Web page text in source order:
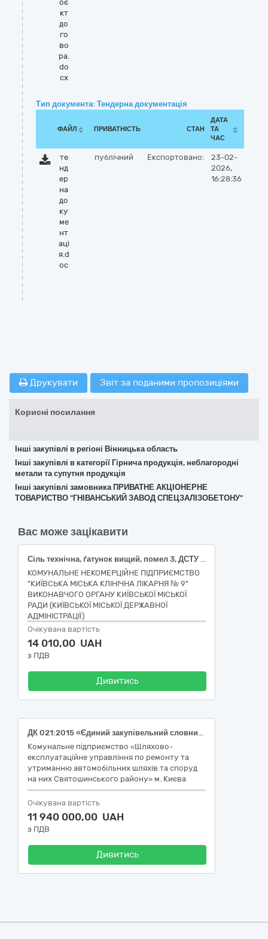
оє
кт
до
го
во
ра.
do
cx
Тип документа: Тендерна документація
ФАЙЛ ПРИВАТНІСТЬ СТАН
ДАТА
ТА
ЧАС
те
нд
ер
на
до
ку
ме
нт
аці
я.d
oc
публічний Експортовано:
23-02-
2026,
16:28:36
Друкувати Звіт за поданими пропозиціями
Корисні посилання
Інші закупівлі в регіоні Вінницька область
Інші закупівлі в категорії Гірнича продукція, неблагородні
метали та супутня продукція
Інші закупівлі замовника ПРИВАТНЕ АКЦІОНЕРНЕ
ТОВАРИСТВО "ГНІВАНСЬКИЙ ЗАВОД СПЕЦЗАЛІЗОБЕТОНУ"
Вас може зацікавити
Сіль технічна, ґатунок вищий, помел 3, ДСТУ 4246
КОМУНАЛЬНЕ НЕКОМЕРЦІЙНЕ ПІДПРИЄМСТВО
"КИЇВСЬКА МІСЬКА КЛІНІЧНА ЛІКАРНЯ № 9"
ВИКОНАВЧОГО ОРГАНУ КИЇВСЬКОЇ МІСЬКОЇ
РАДИ (КИЇВСЬКОЇ МІСЬКОЇ ДЕРЖАВНОЇ
АДМІНІСТРАЦІЇ)
Очікувана вартість
14 010,00 UAH
з ПДВ
Дивитись
ДК 021:2015 «Єдиний закупівельний словник» - 14410000-8 Кам’яна сіль (Сіль для промислового переробляння з протизлежувальною добавкою)
Комунальне підприємство «Шляхово-
експлуатаційне управління по ремонту та
утриманню автомобільних шляхів та споруд
на них Святошинського району» м. Києва
Очікувана вартість
11 940 000,00 UAH
з ПДВ
Дивитись